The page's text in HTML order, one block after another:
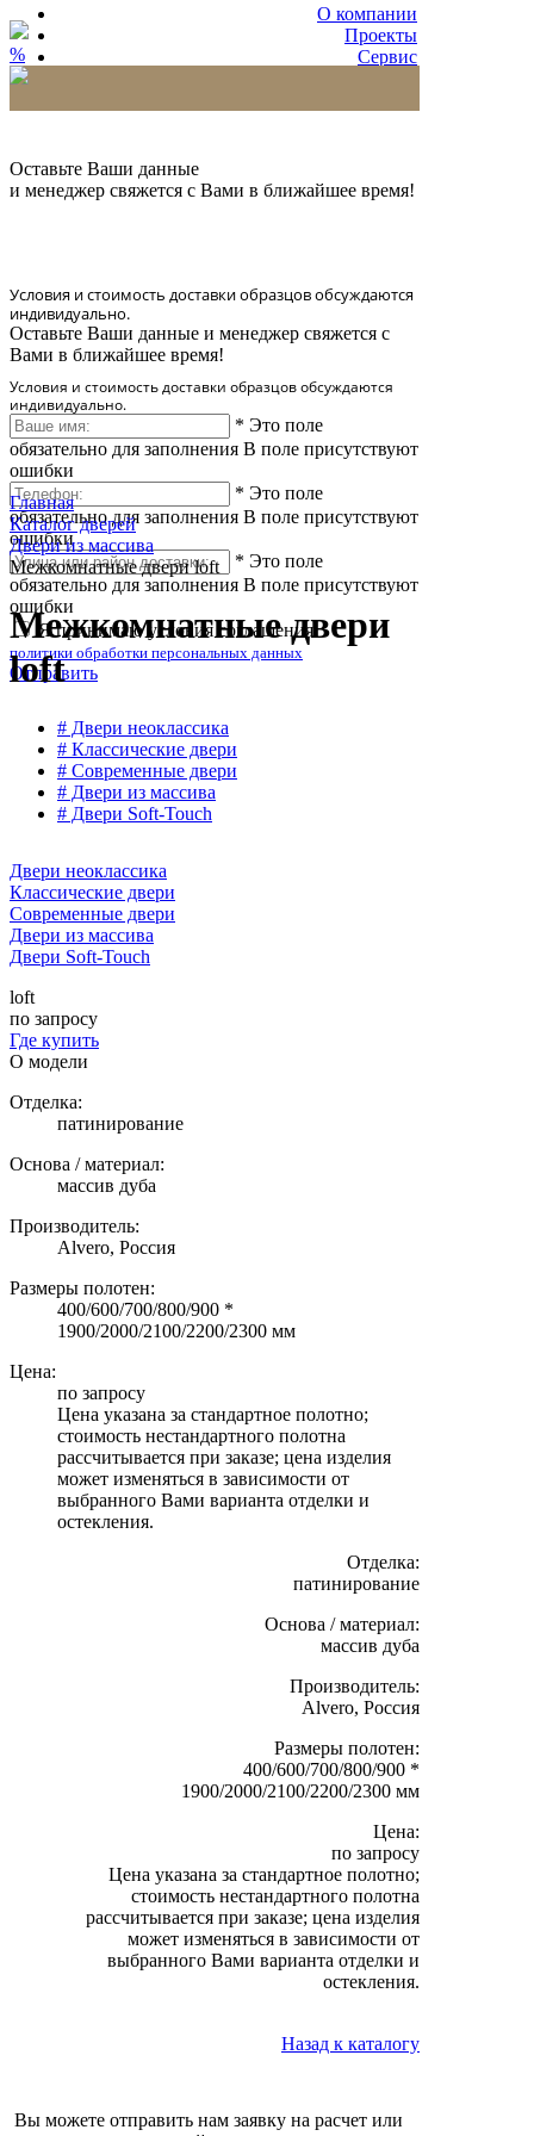
О компании
Проекты
Сервис
%
Оставьте Ваши данные
и менеджер свяжется с Вами в ближайшее время!
Условия и стоимость доставки образцов обсуждаются
индивидуально.
Оставьте Ваши данные и менеджер свяжется с
Вами в ближайшее время!
Условия и стоимость доставки образцов обсуждаются
индивидуально.
* Это поле
обязательно для заполнения В поле присутствуют
ошибки
* Это поле
обязательно для заполнения В поле присутствуют
ошибки
* Это поле
обязательно для заполнения В поле присутствуют
ошибки
Я принимаю условия соглашения
политики обработки персональных данных
Отправить
Главная
Каталог дверей
Двери из массива
Межкомнатные двери loft
Межкомнатные двери
loft
# Двери неоклассика
# Классические двери
# Современные двери
# Двери из массива
# Двери Soft-Touch
Двери неоклассика
Классические двери
Современные двери
Двери из массива
Двери Soft-Touch
loft
по запросу
Где купить
О модели
Отделка:
патинирование
Основа / материал:
массив дуба
Производитель:
Alvero, Россия
Размеры полотен:
400/600/700/800/900 *
1900/2000/2100/2200/2300 мм
Цена:
по запросу
Цена указана за стандартное полотно;
стоимость нестандартного полотна
рассчитывается при заказе; цена изделия
может изменяться в зависимости от
выбранного Вами варианта отделки и
остекления.
Отделка:
патинирование
Основа / материал:
массив дуба
Производитель:
Alvero, Россия
Размеры полотен:
400/600/700/800/900 *
1900/2000/2100/2200/2300 мм
Цена:
по запросу
Цена указана за стандартное полотно;
стоимость нестандартного полотна
рассчитывается при заказе; цена изделия
может изменяться в зависимости от
выбранного Вами варианта отделки и
остекления.
Назад к каталогу
Вы можете отправить нам заявку на расчет или